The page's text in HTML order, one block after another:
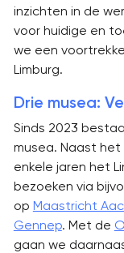
inzichten in de
voor huidige en
we een
Limburg.
Drie musea:
Sinds 2023
musea. Naast het
enkele jaren het
bezoeken via
op Maastricht
Gennep. Met de
gaan we